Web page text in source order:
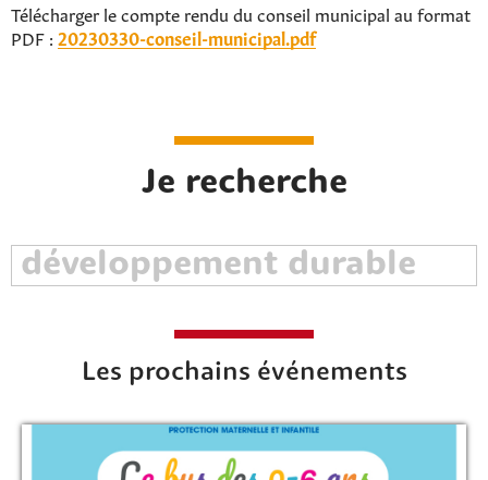
Télécharger le compte rendu du conseil municipal au format
PDF : 20230330-conseil-municipal.pdf
Je recherche
Les prochains événements